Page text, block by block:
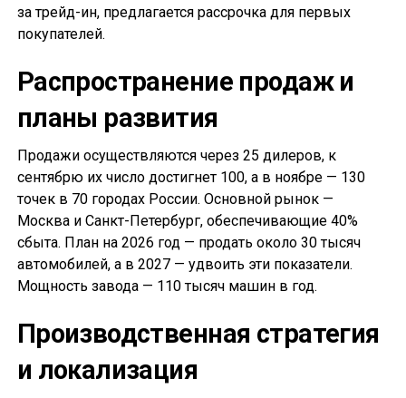
за трейд-ин, предлагается рассрочка для первых
покупателей.
Распространение продаж и
планы развития
Продажи осуществляются через 25 дилеров, к
сентябрю их число достигнет 100, а в ноябре — 130
точек в 70 городах России. Основной рынок —
Москва и Санкт-Петербург, обеспечивающие 40%
сбыта. План на 2026 год — продать около 30 тысяч
автомобилей, а в 2027 — удвоить эти показатели.
Мощность завода — 110 тысяч машин в год.
Производственная стратегия
и локализация